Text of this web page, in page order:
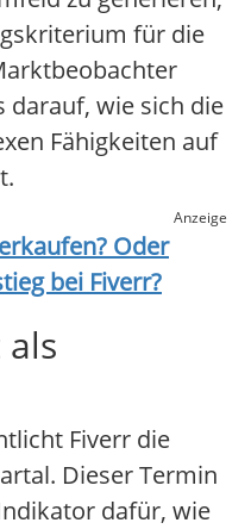
für die
darauf, wie sich die
Fähigkeiten auf
Anzeige
Oder
bei Fiverr?
Fiverr die
Dieser Termin
dafür, wie